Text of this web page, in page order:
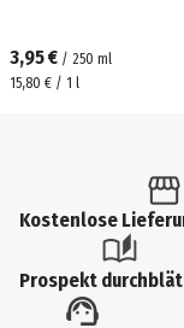
3,95 € / 250 ml
15,80 € / 1 l
Kostenlose
Prospekt